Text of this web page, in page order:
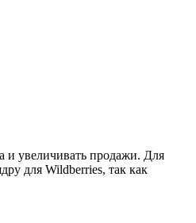
и увеличивать продажи. Для
для Wildberries, так как